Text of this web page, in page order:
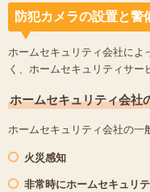
防犯カメラの設置と警
ホームセキュリティ会社によ
く、ホームセキュリティサー
ホームセキュリティ会社
ホームセキュリティ会社の一
火災感知
非常時にホームセキュリ